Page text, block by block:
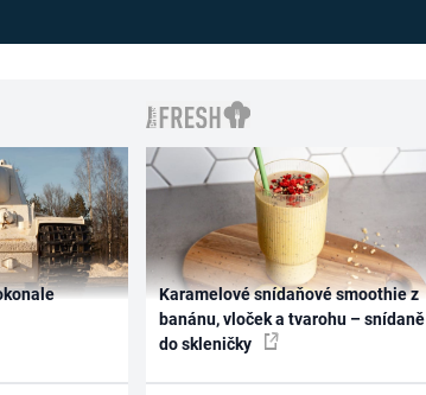
Karamelové snídaňové smoothie z
banánu, vloček a tvarohu – snídaně
do skleničky